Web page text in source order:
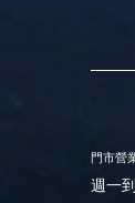
門市營
週一